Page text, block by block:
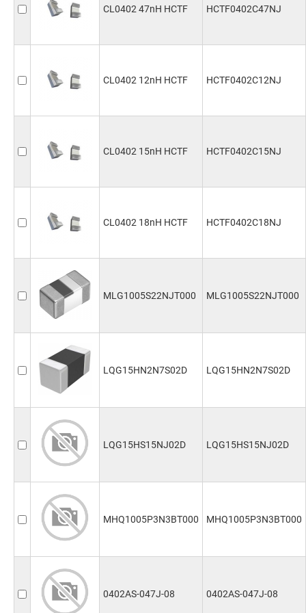
CL0402 47nH HCTF HCTF0402C47NJ
CL0402 12nH HCTF HCTF0402C12NJ
CL0402 15nH HCTF HCTF0402C15NJ
CL0402 18nH HCTF HCTF0402C18NJ
MLG1005S22NJT000 MLG1005S22NJT000
LQG15HN2N7S02D LQG15HN2N7S02D
LQG15HS15NJ02D LQG15HS15NJ02D
MHQ1005P3N3BT000 MHQ1005P3N3BT000
0402AS-047J-08 0402AS-047J-08